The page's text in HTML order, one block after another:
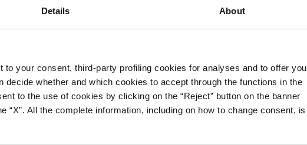
Details About
your consent, third-party profiling cookies for analyses and to offer you
whether and which cookies to accept through the functions in the
to the use of cookies by clicking on the “Reject” button on the banner
All the complete information, including on how to change consent, is
serie di progetti e
produzione di
ricerca. E poi
passerebbero
eolica. Ma questa